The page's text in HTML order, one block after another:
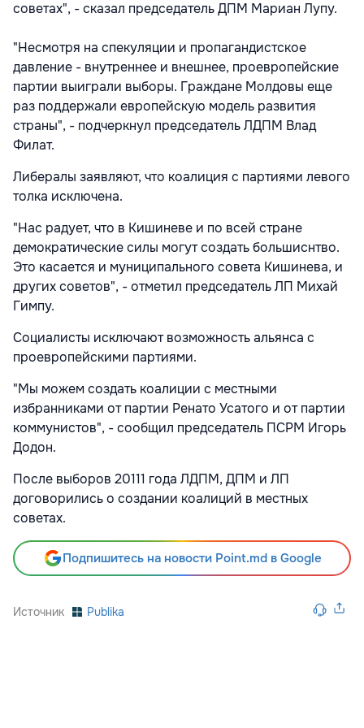
советах", - сказал председатель ДПМ Мариан Лупу.
"Несмотря на спекуляции и пропагандистское
давление - внутреннее и внешнее, проевропейские
партии выиграли выборы. Граждане Молдовы еще
раз поддержали европейскую модель развития
страны", - подчеркнул председатель ЛДПМ Влад
Филат.
Либералы заявляют, что коалиция с партиями левого
толка исключена.
"Нас радует, что в Кишиневе и по всей стране
демократические силы могут создать большиснтво.
Это касается и муниципального совета Кишинева, и
других советов", - отметил председатель ЛП Михай
Гимпу.
Социалисты исключают возможность альянса с
проевропейскими партиями.
"Мы можем создать коалиции с местными
избранниками от партии Ренато Усатого и от партии
коммунистов", - сообщил председатель ПСРМ Игорь
Додон.
После выборов 20111 года ЛДПМ, ДПМ и ЛП
договорились о создании коалиций в местных
советах.
Подпишитесь на новости Point.md в Google
Источник Publika